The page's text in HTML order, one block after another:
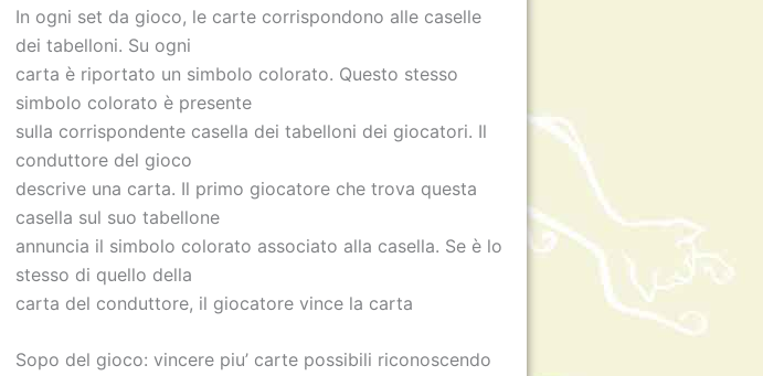
In ogni set da gioco, le carte corrispondono alle caselle
dei tabelloni. Su ogni
carta è riportato un simbolo colorato. Questo stesso
simbolo colorato è presente
sulla corrispondente casella dei tabelloni dei giocatori. Il
conduttore del gioco
descrive una carta. Il primo giocatore che trova questa
casella sul suo tabellone
annuncia il simbolo colorato associato alla casella. Se è lo
stesso di quello della
carta del conduttore, il giocatore vince la carta
Sopo del gioco: vincere piu’ carte possibili riconoscendo